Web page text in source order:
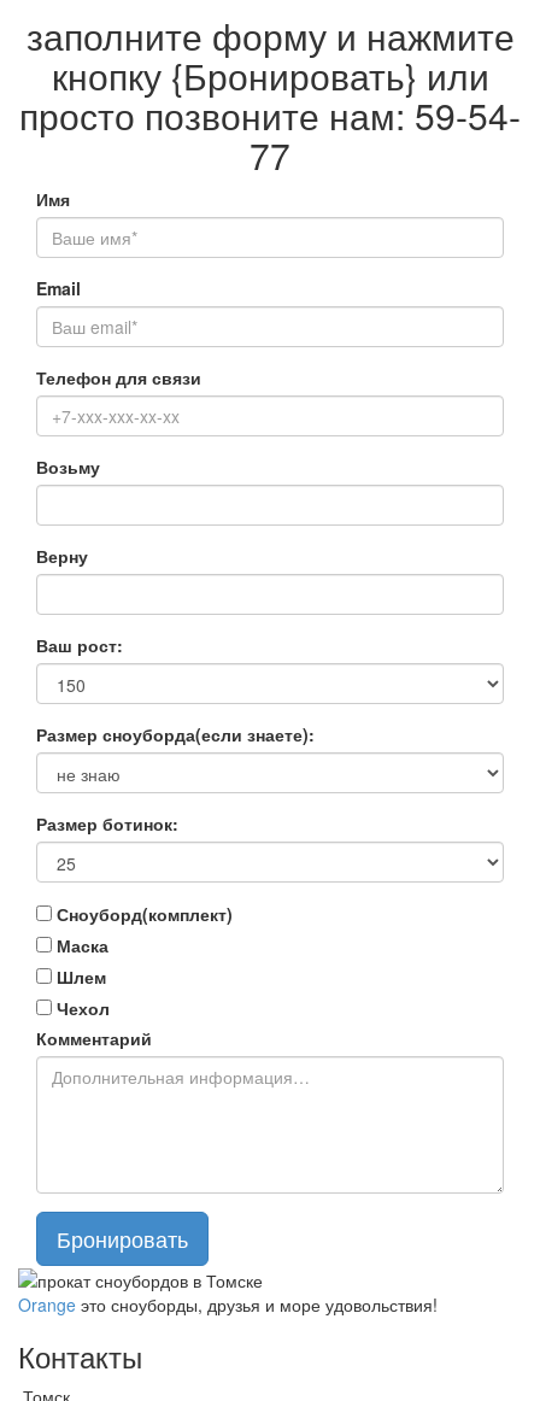
заполните форму и нажмите
кнопку {Бронировать} или
просто позвоните нам: 59-54-
77
Имя
Email
Телефон для связи
Возьму
Верну
Ваш рост:
Размер сноуборда(если знаете):
Размер ботинок:
Сноуборд(комплект)
Маска
Шлем
Чехол
Комментарий
Бронировать
Orange это сноуборды, друзья и море удовольствия!
Контакты